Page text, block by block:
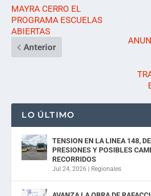
MAYRA CERRO EL
PROGRAMA ESCUELAS
ABIERTAS
Anterior
LO ÚLTIMO
TENSION EN LA LINEA 148,
PRESIONES Y POSIBLES
RECORRIDOS
Jul 24, 2026 Regionales